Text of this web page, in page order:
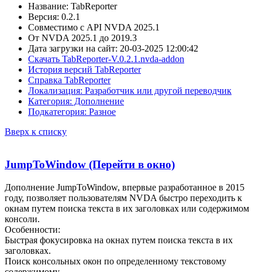
Название: TabReporter
Версия: 0.2.1
Совместимо с API NVDA 2025.1
От NVDA 2025.1 до 2019.3
Дата загрузки на сайт: 20-03-2025 12:00:42
Скачать TabReporter-V.0.2.1.nvda-addon
История версий TabReporter
Справка TabReporter
Локализация: Разработчик или другой переводчик
Категория: Дополнение
Подкатегория: Разное
Вверх к списку
JumpToWindow (Перейти в окно)
Дополнение JumpToWindow, впервые разработанное в 2015
году, позволяет пользователям NVDA быстро переходить к
окнам путем поиска текста в их заголовках или содержимом
консоли.
Особенности:
Быстрая фокусировка на окнах путем поиска текста в их
заголовках.
Поиск консольных окон по определенному текстовому